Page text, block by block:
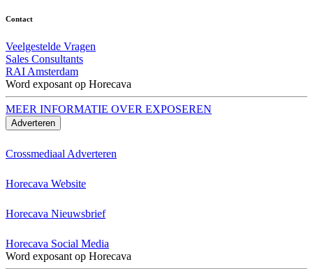
Contact
Veelgestelde Vragen
Sales Consultants
RAI Amsterdam
Word exposant op Horecava
MEER INFORMATIE OVER EXPOSEREN
Adverteren
Crossmediaal Adverteren
Horecava Website
Horecava Nieuwsbrief
Horecava Social Media
Word exposant op Horecava